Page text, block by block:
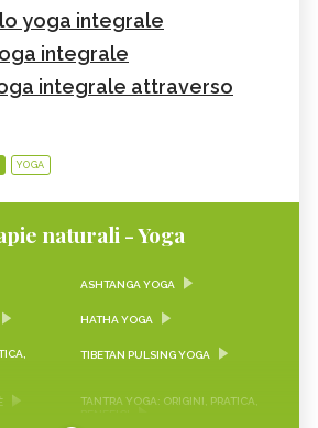
yoga integrale
integrale
integrale attraverso
YOGA
naturali - Yoga
ASHTANGA YOGA
HATHA YOGA
TIBETAN PULSING YOGA
TANTRA YOGA: ORIGINI, PRATICA,